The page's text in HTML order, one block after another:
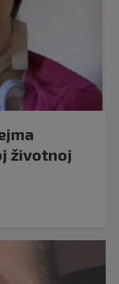
životnoj